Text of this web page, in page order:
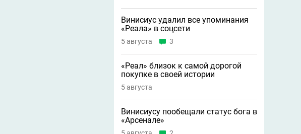
Винисиус удалил все упоминания
«Реала» в соцсети
5 августа 3
«Реал» близок к самой дорогой
покупке в своей истории
5 августа
Винисиусу пообещали статус бога в
«Арсенале»